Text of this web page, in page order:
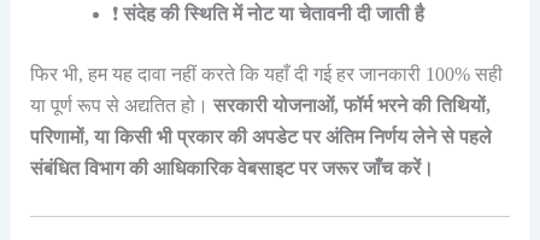
❗ संदेह की स्थिति में नोट या चेतावनी दी जाती है
फिर भी, हम यह दावा नहीं करते कि यहाँ दी गई हर जानकारी 100% सही
या पूर्ण रूप से अद्यतित हो। सरकारी योजनाओं, फॉर्म भरने की तिथियों,
परिणामों, या किसी भी प्रकार की अपडेट पर अंतिम निर्णय लेने से पहले
संबंधित विभाग की आधिकारिक वेबसाइट पर जरूर जाँच करें।